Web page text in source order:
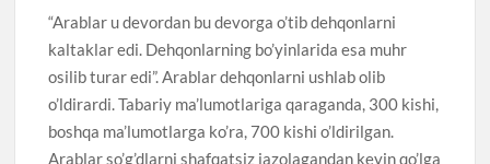
“Arablar u devordan bu devorga o’tib dehqonlarni
kaltaklar edi. Dehqonlarning bo’yinlarida esa muhr
osilib turar edi”. Arablar dehqonlarni ushlab olib
o’ldirardi. Tabariy ma’lumotlariga qaraganda, 300 kishi,
boshqa ma’lumotlarga ko’ra, 700 kishi o’ldirilgan.
Arablar so’g’dlarni shafqatsiz jazolagandan keyin qo’lga